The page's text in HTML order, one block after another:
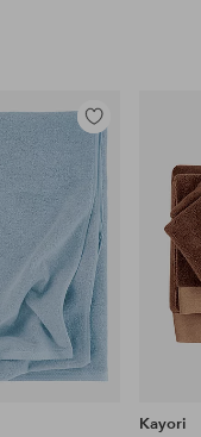
Lägg
favoriter
Kayori